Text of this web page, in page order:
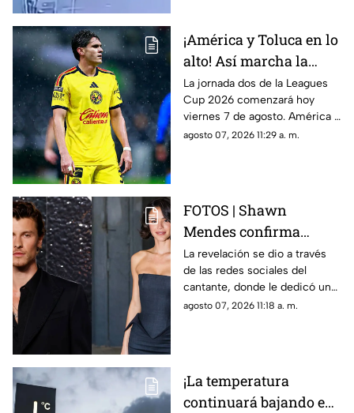
¡América y Toluca en lo
alto! Así marcha la
tabla de posiciones de
la Leagues Cup 2026
previo a la jornada 2
La jornada dos de la Leagues
Cup 2026 comenzará hoy
viernes 7 de agosto. América y
Toluca se perfilan como los
agosto 07, 2026 11:29 a. m.
FOTOS | Shawn
Mendes confirma
relación con actriz
latina; así compartió la
noticia
La revelación se dio a través
de las redes sociales del
cantante, donde le dedicó un
emotivo mensaje.
agosto 07, 2026 11:18 a. m.
¡La temperatura
continuará bajando en